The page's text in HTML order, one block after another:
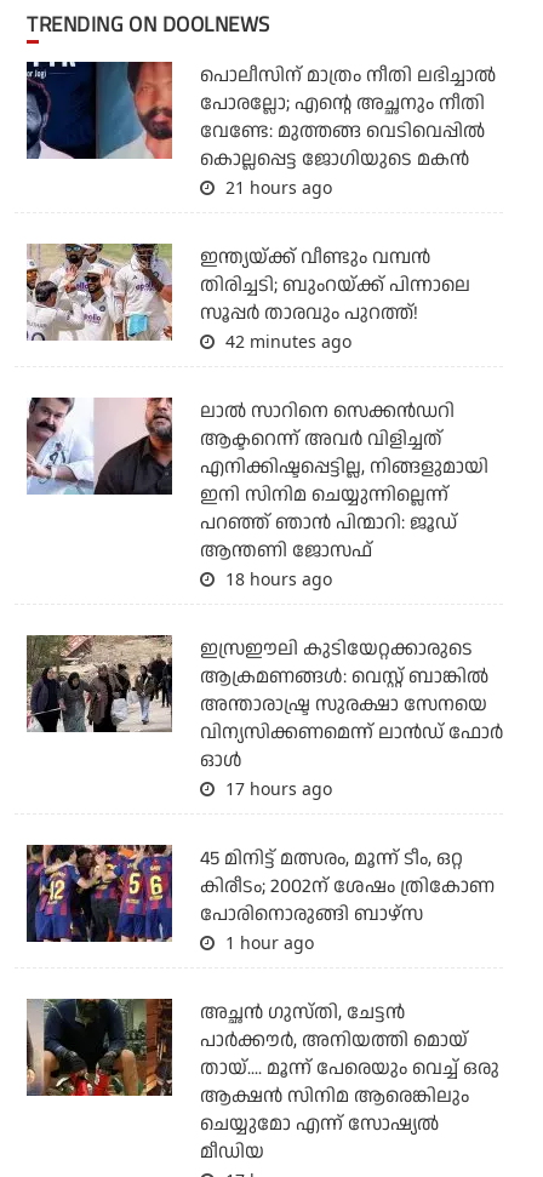
TRENDING ON DOOLNEWS
പൊലീസിന് മാത്രം നീതി ലഭിച്ചാല്‍
പോരല്ലോ; എന്റെ അച്ഛനും നീതി
വേണ്ടേ: മുത്തങ്ങ വെടിവെപ്പില്‍
കൊല്ലപ്പെട്ട ജോഗിയുടെ മകന്‍
21 hours ago
ഇന്ത്യയ്ക്ക് വീണ്ടും വമ്പന്‍
തിരിച്ചടി; ബുംറയ്ക്ക് പിന്നാലെ
സൂപ്പര്‍ താരവും പുറത്ത്!
42 minutes ago
ലാല്‍ സാറിനെ സെക്കന്‍ഡറി
ആക്ടറെന്ന് അവര്‍ വിളിച്ചത്
എനിക്കിഷ്ടപ്പെട്ടില്ല, നിങ്ങളുമായി
ഇനി സിനിമ ചെയ്യുന്നില്ലെന്ന്
പറഞ്ഞ് ഞാന്‍ പിന്മാറി: ജൂഡ്
ആന്തണി ജോസഫ്
18 hours ago
ഇസ്രഈലി കുടിയേറ്റക്കാരുടെ
ആക്രമണങ്ങള്‍: വെസ്റ്റ് ബാങ്കില്‍
അന്താരാഷ്ട്ര സുരക്ഷാ സേനയെ
വിന്യസിക്കണമെന്ന് ലാന്‍ഡ് ഫോര്‍
ഓള്‍
17 hours ago
45 മിനിട്ട് മത്സരം, മൂന്ന് ടീം, ഒറ്റ
കിരീടം; 2002ന് ശേഷം ത്രികോണ
പോരിനൊരുങ്ങി ബാഴ്‌സ
1 hour ago
അച്ഛന്‍ ഗുസ്തി, ചേട്ടന്‍
പാര്‍ക്കൗര്‍, അനിയത്തി മൊയ്
തായ്.... മൂന്ന് പേരെയും വെച്ച് ഒരു
ആക്ഷന്‍ സിനിമ ആരെങ്കിലും
ചെയ്യുമോ എന്ന് സോഷ്യല്‍
മീഡിയ